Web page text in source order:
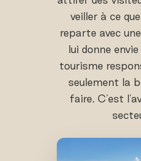
veiller à ce
reparte avec
lui donne
tourisme
seulement la
faire. C'est